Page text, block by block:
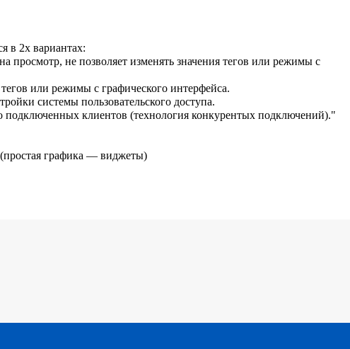
в 2х вариантах:
не позволяет изменять значения тегов или режимы с
или режимы с графического интерфейса.
системы пользовательского доступа.
подключенных клиентов (технология конкурентых подключений)."
графика — виджеты)